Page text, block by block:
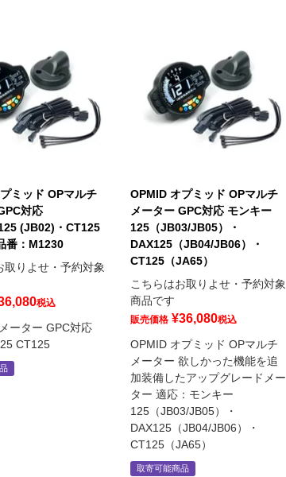
ミッド OPマルチ
対応
(JB02)・CT125
：M1230
取りよせ・予約対象
税込
ーター GPC対応
CT125
OPMID オプミッド OPマルチ
メーター GPC対応 モンキー
125（JB03/JB05）・
DAX125（JB04/JB06）・
CT125（JA65）
こちらはお取りよせ・予約対象
商品です
販売価格 ¥36,080税込
OPMID オプミッド OPマルチ
メーター 欲しかった機能を追
加装備したアップグレードメー
ター 適応：モンキー
125（JB03/JB05）・
DAX125（JB04/JB06）・
CT125（JA65）
取寄可能商品